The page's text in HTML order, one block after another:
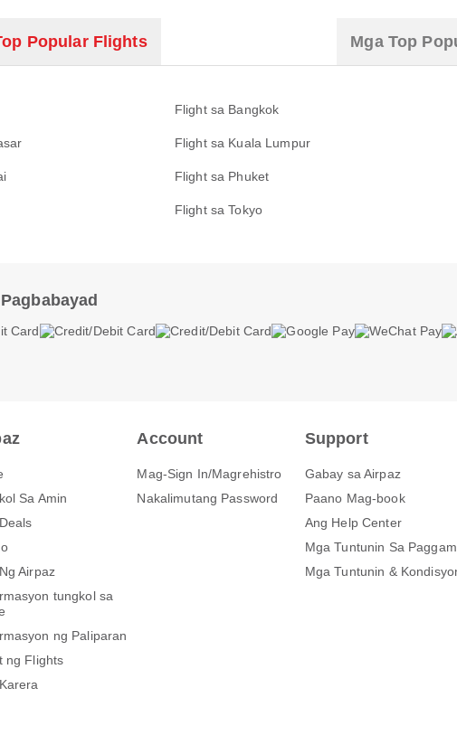
Popular Flights Mga Top
Flight sa Bangkok
Flight sa Kuala Lumpur
Flight sa Phuket
Flight sa Tokyo
Sa Amin
Airpaz
tungkol sa
ng Paliparan
ng Flights
Account
Mag-Sign In/Magrehistro
Nakalimutang Password
Support
Gabay sa Airpaz
Paano Mag-book
Ang Help Center
Mga Tuntunin Sa
Mga Tuntunin &